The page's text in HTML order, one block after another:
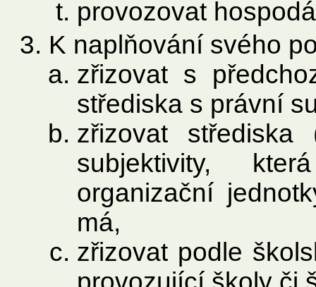
provozovat
K naplňování svého
zřizovat s
střediska s právní
zřizovat
subjektivity,
organizační
má,
zřizovat podle